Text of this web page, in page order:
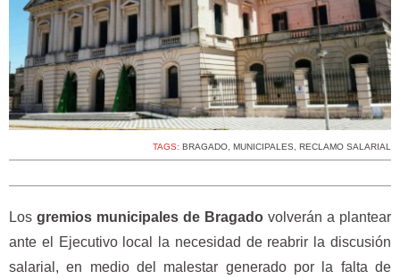
TAGS: BRAGADO, MUNICIPALES, RECLAMO SALARIAL
Los gremios municipales de Bragado volverán a plantear
ante el Ejecutivo local la necesidad de reabrir la discusión
salarial, en medio del malestar generado por la falta de